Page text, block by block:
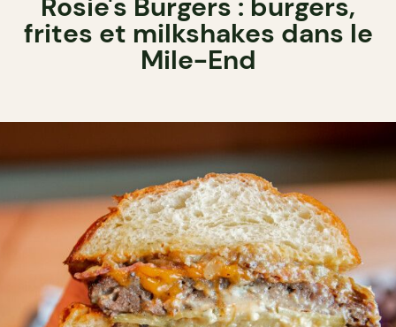
frites et milkshakes dans le
Mile-End